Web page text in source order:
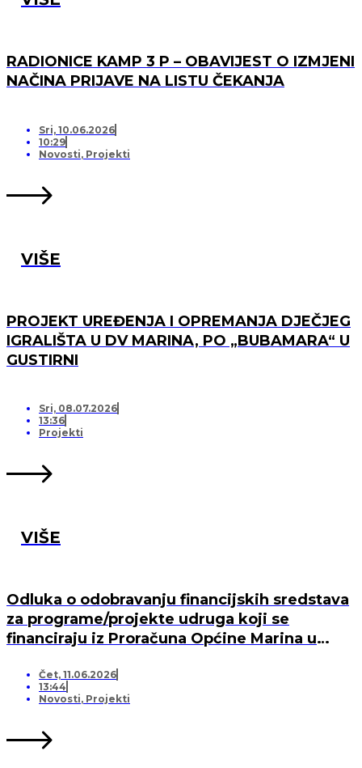
RADIONICE KAMP 3 P – OBAVIJEST O IZMJENI
NAČINA PRIJAVE NA LISTU ČEKANJA
Sri, 10.06.2026
10:29
Novosti, Projekti
VIŠE
PROJEKT UREĐENJA I OPREMANJA DJEČJEG
IGRALIŠTA U DV MARINA, PO „BUBAMARA“ U
GUSTIRNI
Sri, 08.07.2026
13:36
Projekti
VIŠE
Odluka o odobravanju financijskih sredstava
za programe/projekte udruga koji se
financiraju iz Proračuna Općine Marina u
Čet, 11.06.2026
13:44
Novosti, Projekti